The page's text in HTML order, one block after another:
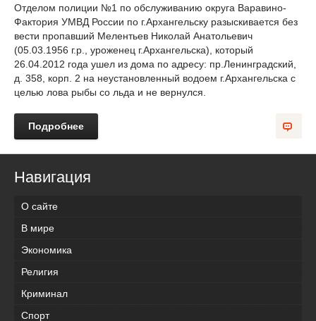
Отделом полиции №1 по обслуживанию округа Варавино-
Фактория УМВД России по г.Архангельску разыскивается без
вести пропавший Мелентьев Николай Анатольевич
(05.03.1956 г.р., уроженец г.Архангельска), который
26.04.2012 года ушел из дома по адресу: пр.Ленинградский,
д. 358, корп. 2 на неустановленный водоем г.Архангельска с
целью лова рыбы со льда и не вернулся.
Подробнее
Навигация
О сайте
В мире
Экономика
Религия
Криминал
Спорт